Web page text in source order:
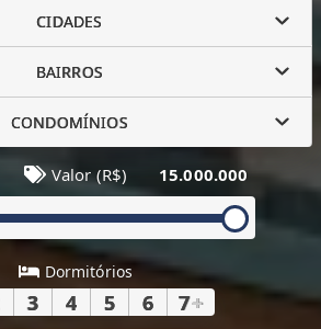
CIDADES
BAIRROS
CONDOMÍNIOS
Valor (R$) 15.000.000
Dormitórios
3 4 5 6 7+